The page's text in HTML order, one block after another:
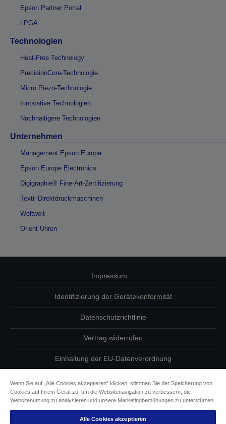
Epson Partner Portal
LPGA
Technologien
Heat-Free Technology
PrecisionCore-Technologie
Micro Piezo-Technologie
Innovative Technologien
Nachhaltigere Technologien
Unternehmen
Management Epson Europa
Epson Europe Electronics
Digigraphie® Fine-Art-Zertifizierung
Textil-Direktdruckmaschinen
Weltweit
Orient Uhren
Impressum
Identifizierung der Gerätekonformität
Datenschutzrichtlinie
Vertrag widerrufen
Einhaltung der EU-Datenverordnung
Informationen zu Cookies
Epson Engagement für Barrierefreiheit
Wenn Sie auf „Alle Cookies akzeptieren“ klicken, stimmen Sie der Speicherung von
Cookies auf Ihrem Gerät zu, um die Websitenavigation zu verbessern, die
Websitenutzung zu analysieren und unsere Marketingbemühungen zu unterstützen.
Alle Cookies akzeptieren